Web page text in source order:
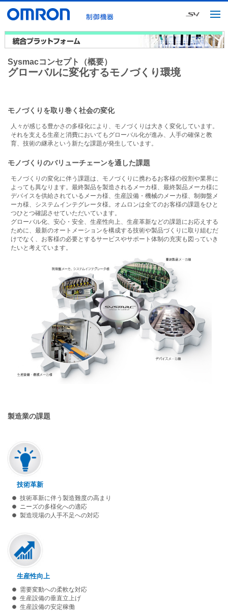
Sysmacコンセプト（概要）
グローバルに変化するモノづくり環境
モノづくりを取り巻く社会の変化
人々が感じる豊かさの多様化により、モノづくりは大きく変化しています。
それを支える生産と消費においてもグローバル化が進み、人手の確保と教
育、技術の継承という新たな課題が発生しています。
モノづくりのバリューチェーンを通した課題
モノづくりの変化に伴う課題は、モノづくりに携わるお客様の役割や業界に
よっても異なります。最終製品を製造されるメーカ様、最終製品メーカ様に
デバイスを供給されているメーカ様、生産設備・機械のメーカ様、制御盤メ
ーカ様、システムインテグレータ様。オムロンは全てのお客様の課題をひと
つひとつ確認させていただいています。
グローバル化、安心・安全、生産性向上、生産革新などの課題にお応えする
ために、最新のオートメーションを構成する技術や製品づくりに取り組むだ
けでなく、お客様の必要とするサービスやサポート体制の充実も図っていき
たいと考えています。
製造業の課題
技術革新
技術革新に伴う製造難度の高まり
ニーズの多様化への適応
製造現場の人手不足への対応
生産性向上
需要変動への柔軟な対応
生産設備の垂直立上げ
生産設備の安定稼働